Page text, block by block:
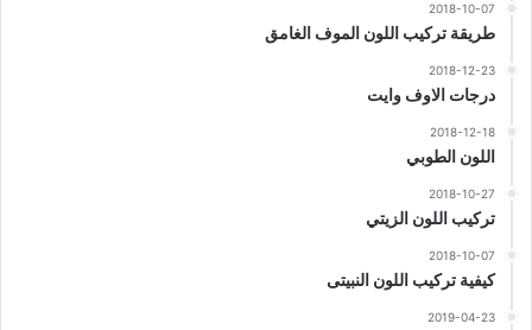
2018-10-07
طريقة تركيب اللون الموف الغامق
2018-12-23
درجات الاوف وايت
2018-12-18
اللون الطوبي
2018-10-27
تركيب اللون الزيتي
2018-10-07
كيفية تركيب اللون النبيتى
2019-04-23